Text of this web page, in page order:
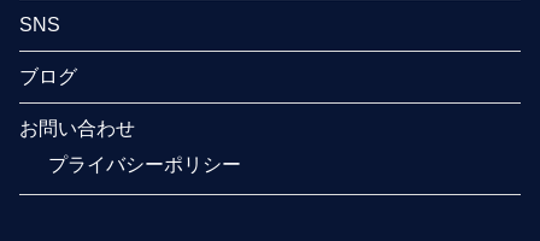
SNS
ブログ
お問い合わせ
プライバシーポリシー